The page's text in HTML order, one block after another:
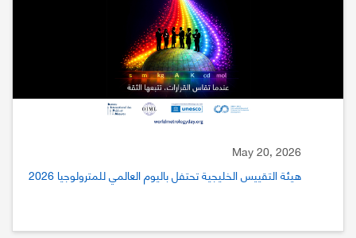
May 20, 2026
هيئة التقييس الخليجية تحتفل باليوم العالمي للمترولوجيا 2026